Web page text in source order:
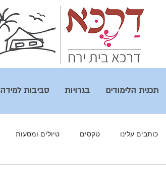
תכנית הלימודים בגרויות סביבות למידה
כותבים עלינו טקסים טיולים ומסעות